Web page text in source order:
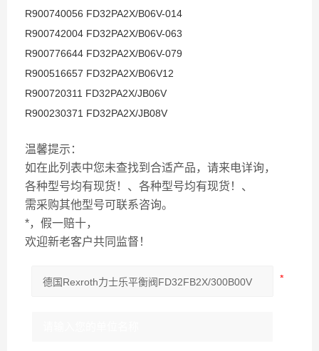
R900740056 FD32PA2X/B06V-014
R900742004 FD32PA2X/B06V-063
R900776644 FD32PA2X/B06V-079
R900516657 FD32PA2X/B06V12
R900720311 FD32PA2X/JB06V
R900230371 FD32PA2X/JB08V
温馨提示：
如在此列表中您未查找到合适产品，请来电详询，
各种型号均有现货！、各种型号均有现货！、
需采购其他型号可联系咨询。
*，假一赔十，
欢迎新老客户共同监督！